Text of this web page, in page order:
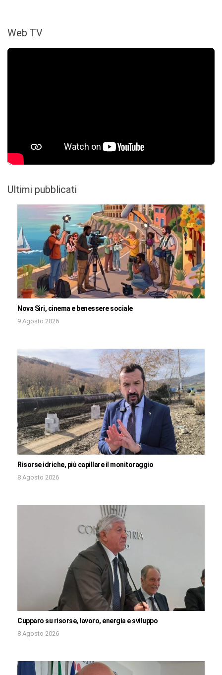
Web TV
Ultimi pubblicati
Nova Siri, cinema e benessere sociale
9 Agosto 2026
Risorse idriche, più capillare il monitoraggio
8 Agosto 2026
Cupparo su risorse, lavoro, energia e sviluppo
8 Agosto 2026